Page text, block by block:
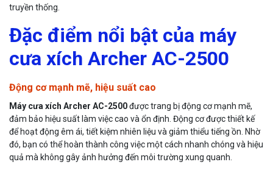
truyền thống.
Đặc điểm nổi bật của máy
cưa xích Archer AC-2500
Động cơ mạnh mẽ, hiệu suất cao
Máy cưa xích Archer AC-2500được trang bị động cơ mạnh mẽ,
đảm bảo hiệu suất làm việc cao và ổn định. Động cơ được thiết kế
để hoạt động êm ái, tiết kiệm nhiên liệu và giảm thiểu tiếng ồn. Nhờ
đó, bạn có thể hoàn thành công việc một cách nhanh chóng và hiệu
quả mà không gây ảnh hưởng đến môi trường xung quanh.